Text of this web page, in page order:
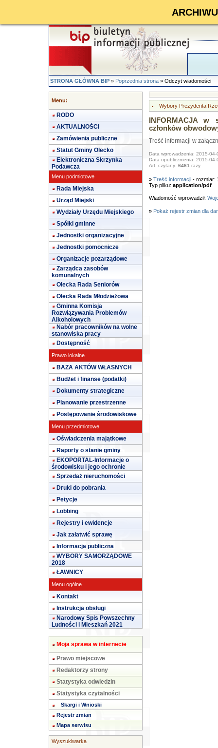
STRONA GŁÓWNA BIP»Poprzednia strona» Odczyt wiadomości
Menu:
RODO
AKTUALNOŚCI
Zamówienia publiczne
Statut Gminy Olecko
Elektroniczna Skrzynka
Podawcza
Menu podmiotowe
Rada Miejska
Urząd Miejski
Wydziały Urzędu Miejskiego
Spółki gminne
Jednostki organizacyjne
Jednostki pomocnicze
Organizacje pozarządowe
Zarządca zasobów
komunalnych
Olecka Rada Seniorów
Olecka Rada Młodzieżowa
Gminna Komisja
Rozwiązywania Problemów
Alkoholowych
Nabór pracowników na wolne
stanowiska pracy
Dostępność
Prawo lokalne
BAZA AKTÓW WŁASNYCH
Budżet i finanse (podatki)
Dokumenty strategiczne
Planowanie przestrzenne
Postępowanie środowiskowe
Menu przedmiotowe
Oświadczenia majątkowe
Raporty o stanie gminy
EKOPORTAL-Informacje o
środowisku i jego ochronie
Sprzedaż nieruchomości
Druki do pobrania
Petycje
Lobbing
Rejestry i ewidencje
Jak załatwić sprawę
Informacja publiczna
WYBORY SAMORZĄDOWE
2018
ŁAWNICY
Menu ogólne
Kontakt
Instrukcja obsługi
Narodowy Spis Powszechny
Ludności i Mieszkań 2021
Moja sprawa w internecie
Prawo miejscowe
Redaktorzy strony
Statystyka odwiedzin
Statystyka czytalności
Skargi i Wnioski
Rejestr zmian
Mapa serwisu
Wyszukiwarka
Wybory Prezydenta
INFORMACJA w
członków
Treść informacji w
Data wprowadzenia: 2015-04-
Data upublicznienia: 2015-04-
Art. czytany: 6461razy
» Treść informacji- rozmiar:
Typ pliku: application/pdf
Wiadomość wprowadził:
» Pokaż rejestr zmian dla